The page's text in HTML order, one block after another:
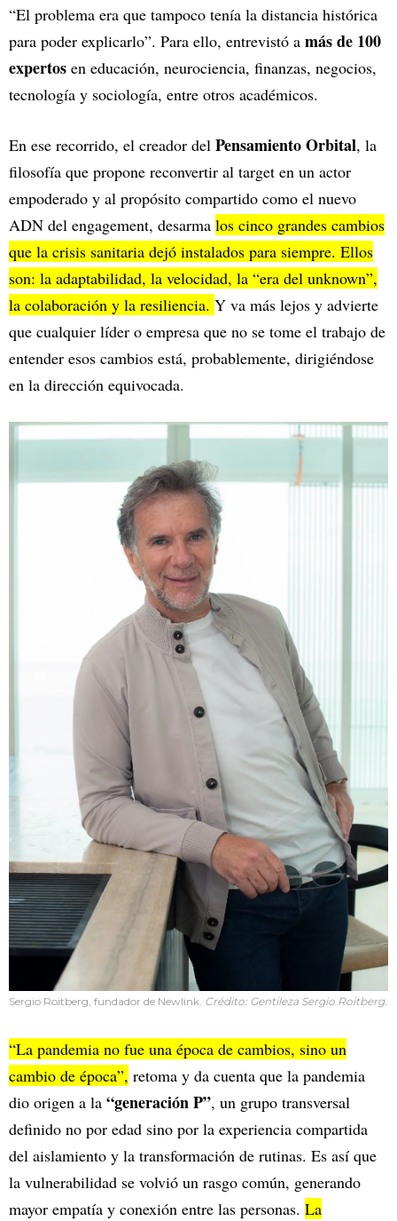
“El problema era que tampoco tenía la distancia histórica
para poder explicarlo”. Para ello, entrevistó a más de 100
expertos en educación, neurociencia, finanzas, negocios,
tecnología y sociología, entre otros académicos.
En ese recorrido, el creador del Pensamiento Orbital, la
filosofía que propone reconvertir al target en un actor
empoderado y al propósito compartido como el nuevo
ADN del engagement, desarma los cinco grandes cambios
que la crisis sanitaria dejó instalados para siempre. Ellos
son: la adaptabilidad, la velocidad, la “era del unknown”,
la colaboración y la resiliencia. Y va más lejos y advierte
que cualquier líder o empresa que no se tome el trabajo de
entender esos cambios está, probablemente, dirigiéndose
en la dirección equivocada.
Sergio Roitberg, fundador de Newlink. Crédito: Gentileza Sergio Roitberg.
“La pandemia no fue una época de cambios, sino un
cambio de época”, retoma y da cuenta que la pandemia
dio origen a la “generación P”, un grupo transversal
definido no por edad sino por la experiencia compartida
del aislamiento y la transformación de rutinas. Es así que
la vulnerabilidad se volvió un rasgo común, generando
mayor empatía y conexión entre las personas. La